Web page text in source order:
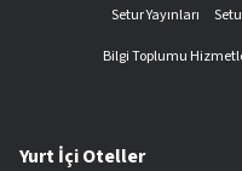
Setur Yayınları
Bilgi Toplumu
Yurt İçi Oteller